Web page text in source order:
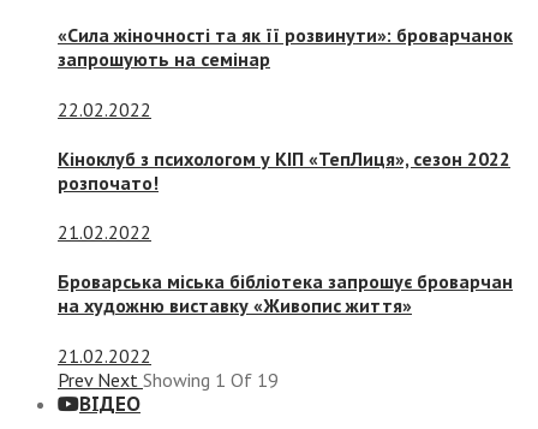
«Сила жіночності та як її розвинути»: броварчанок
запрошують на семінар
22.02.2022
Кіноклуб з психологом у КІП «ТепЛиця», сезон 2022
розпочато!
21.02.2022
Броварська міська бібліотека запрошує броварчан
на художню виставку «Живопис життя»
21.02.2022
Prev Next Showing 1 Of 19
ВІДЕО